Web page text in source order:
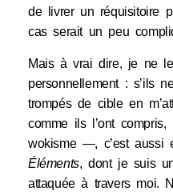
de livrer un réquisitoire
cas serait un peu
Mais à vrai dire, je ne
personnellement : s’ils
trompés de cible en
comme ils l’ont
wokisme —, c’est aussi
Éléments, dont je suis
attaquée à travers moi.